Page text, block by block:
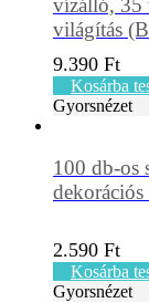
világítás
9.390 Ft
Kosárba
Gyorsnézet
100 db-os
2.590 Ft
Kosárba
Gyorsnézet